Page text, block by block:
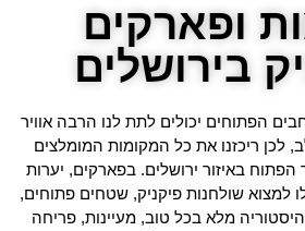
ופארקים
בירושלים
הפתוחים יכולים לתת לנו הרבה אוויר
לכן ריכזנו את כל המקומות המומלצים
הפתוח באיזור ירושלים. בפארקים, יערות
למצוא שולחנות פיקניק, שטחים פתוחים,
מלא בכל טוב, מעיינות, פריחה